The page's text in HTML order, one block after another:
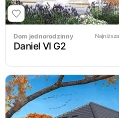
Dom jednorodzinny
Daniel VI G2